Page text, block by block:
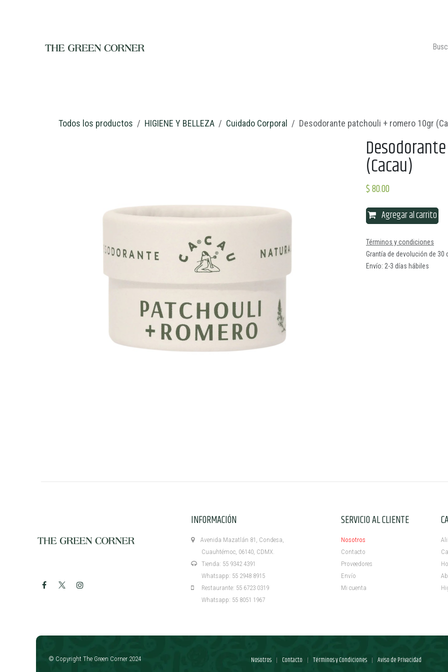
Todos los productos HIGIENE Y BELLEZA Cuidado Corporal Desodorante patchouli + romero 10gr
(Cacau)
$80.00
Agregar al carrito
Términos y condiciones
Grantía de devolución de 30
Envío: 2-3 días hábiles
INFORMACIÓN
Avenida Mazatlán 81, Condesa,
Cuauhtémoc, 06140, CDMX.
Tienda: 55 9342 4391
Whatsapp: 55 2948 8915
Restaurante: 55 6723 0319
Whatsapp: 55 8051 1967
SERVICIO AL CLIENTE
Nosotros
Contacto
Proveedores
Envío
Mi cuenta ​
Nosotros | Contacto | Términos y Condiciones | Aviso de Privacidad
© Copyright The Green Corner 2024